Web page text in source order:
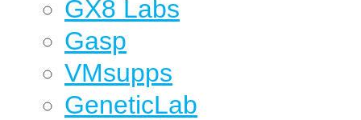
GX8 Labs
Gasp
VMsupps
GeneticLab